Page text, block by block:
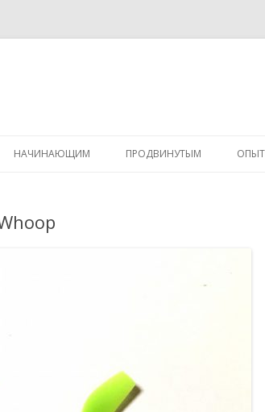
НАЧИНАЮЩИМ ПРОДВИНУТЫМ